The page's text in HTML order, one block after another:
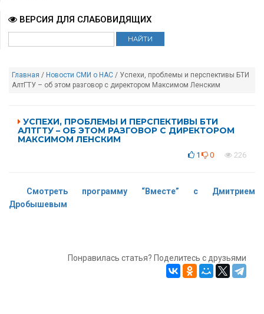
ВЕРСИЯ ДЛЯ СЛАБОВИДЯЩИХ
Главная / Новости СМИ о НАС / Успехи, проблемы и перспективы БТИ
АлтГТУ – об этом разговор с директором Максимом Ленским
УСПЕХИ, ПРОБЛЕМЫ И ПЕРСПЕКТИВЫ БТИ
АЛТГТУ – ОБ ЭТОМ РАЗГОВОР С ДИРЕКТОРОМ
МАКСИМОМ ЛЕНСКИМ
1 0 226
Смотреть программу “Вместе” с Дмитрием
Дробышевым
Понравилась статья? Поделитесь с друзьями